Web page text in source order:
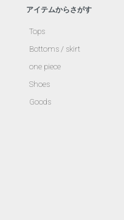
アイテムからさがす
Tops
Bottoms / skirt
one piece
Shoes
Goods